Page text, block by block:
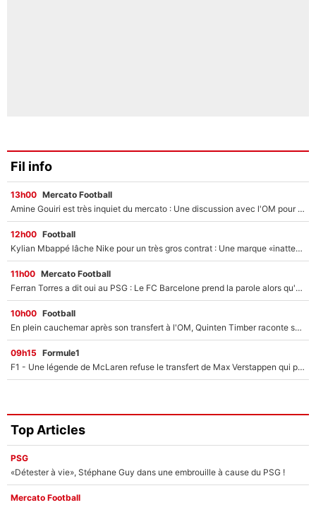
Fil info
13h00 Mercato Football
Amine Gouiri est très inquiet du mercato : Une discussion avec l'OM pour acter son transfert !
12h00 Football
Kylian Mbappé lâche Nike pour un très gros contrat : Une marque «inattendue» va frapper très fort
11h00 Mercato Football
Ferran Torres a dit oui au PSG : Le FC Barcelone prend la parole alors qu'un transfert de l'attaquant espagnol prend forme
10h00 Football
En plein cauchemar après son transfert à l'OM, Quinten Timber raconte ses doutes après sa signature à Marseille
09h15 Formule1
F1 - Une légende de McLaren refuse le transfert de Max Verstappen qui pourrait «faire des vagues» et plomber l'ambiance dans l'équipe
Top Articles
PSG
«Détester à vie», Stéphane Guy dans une embrouille à cause du PSG !
Mercato Football